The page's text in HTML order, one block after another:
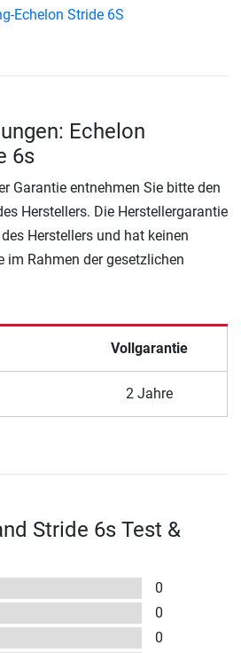
Echelon Stride 6S
Echelon
6s
Garantie entnehmen Sie bitte den
Herstellers. Die Herstellergarantie
Herstellers und hat keinen
im Rahmen der gesetzlichen
Vollgarantie
2 Jahre
Stride 6s Test &
0
0
0